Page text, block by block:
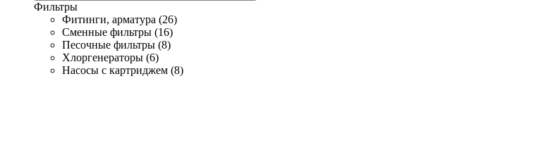
Фильтры
Фитинги, арматура (26)
Сменные фильтры (16)
Песочные фильтры (8)
Хлоргенераторы (6)
Насосы с картриджем (8)